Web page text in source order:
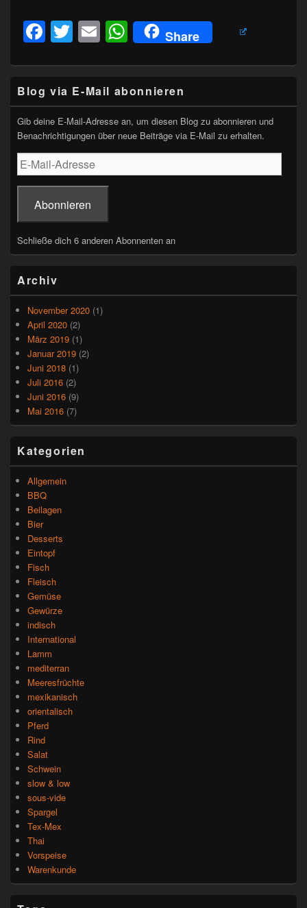
F
a
c
e
b
o
o
k
T
wi
tt
er
E
m
ail
W
h
at
s
A
p
p
Share
Seitenleisten-
Widgetbereich
Blog via E-Mail abonnieren
Gib deine E-Mail-Adresse an, um diesen Blog zu abonnieren und
Benachrichtigungen über neue Beiträge via E-Mail zu erhalten.
E-
Mail-
Adresse
Abonnieren
Schließe dich 6 anderen Abonnenten an
Archiv
November 2020 (1)
April 2020 (2)
März 2019 (1)
Januar 2019 (2)
Juni 2018 (1)
Juli 2016 (2)
Juni 2016 (9)
Mai 2016 (7)
Kategorien
Allgemein
BBQ
Beilagen
Bier
Desserts
Eintopf
Fisch
Fleisch
Gemüse
Gewürze
indisch
International
Lamm
mediterran
Meeresfrüchte
mexikanisch
orientalisch
Pferd
Rind
Salat
Schwein
slow & low
sous-vide
Spargel
Tex-Mex
Thai
Vorspeise
Warenkunde